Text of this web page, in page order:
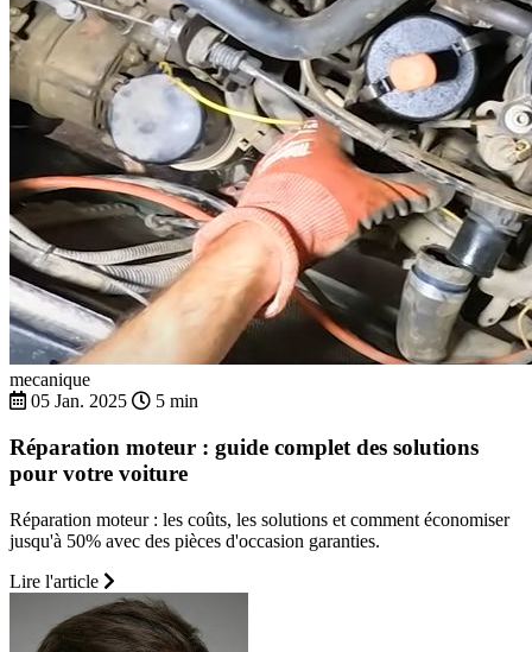
mecanique
05 Jan. 2025
5 min
Réparation moteur : guide complet des solutions
pour votre voiture
Réparation moteur : les coûts, les solutions et comment économiser
jusqu'à 50% avec des pièces d'occasion garanties.
Lire l'article